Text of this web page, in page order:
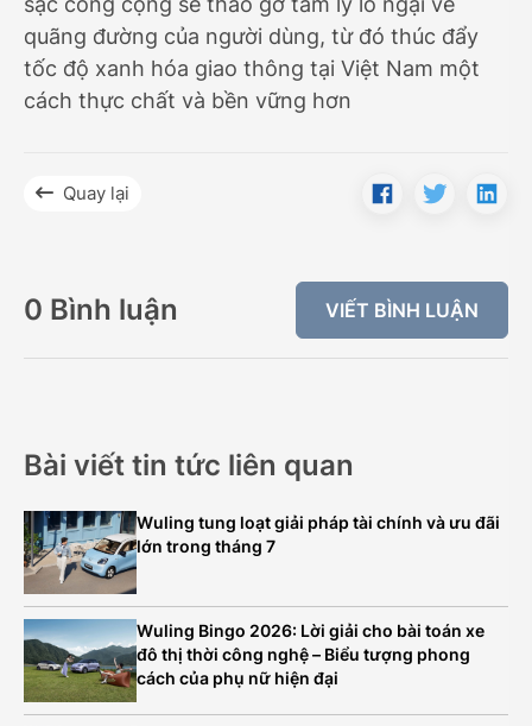
quãng đường của người dùng, từ đó thúc đẩy
tốc độ xanh hóa giao thông tại Việt Nam một
cách thực chất và bền vững hơn
Quay lại
0 Bình luận VIẾT BÌNH LUẬN
Bài viết tin tức liên quan
Wuling tung loạt giải pháp tài chính và ưu đãi
lớn trong tháng 7
Wuling Bingo 2026: Lời giải cho bài toán xe
đô thị thời công nghệ – Biểu tượng phong
cách của phụ nữ hiện đại